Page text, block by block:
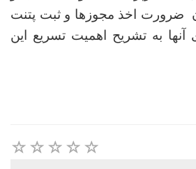
ضرورت اخذ مجوزها و ثبت پتنت
به تشریح اهمیت تسریع این